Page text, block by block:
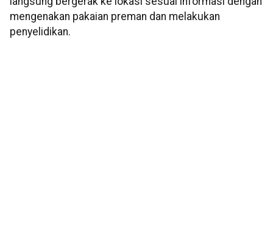
mengenakan pakaian preman dan melakukan
penyelidikan.